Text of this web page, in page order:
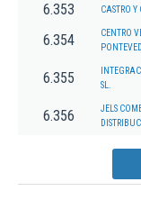
6.353 CASTRO
6.354
CENTRO
6.355
SL.
6.356
JELS